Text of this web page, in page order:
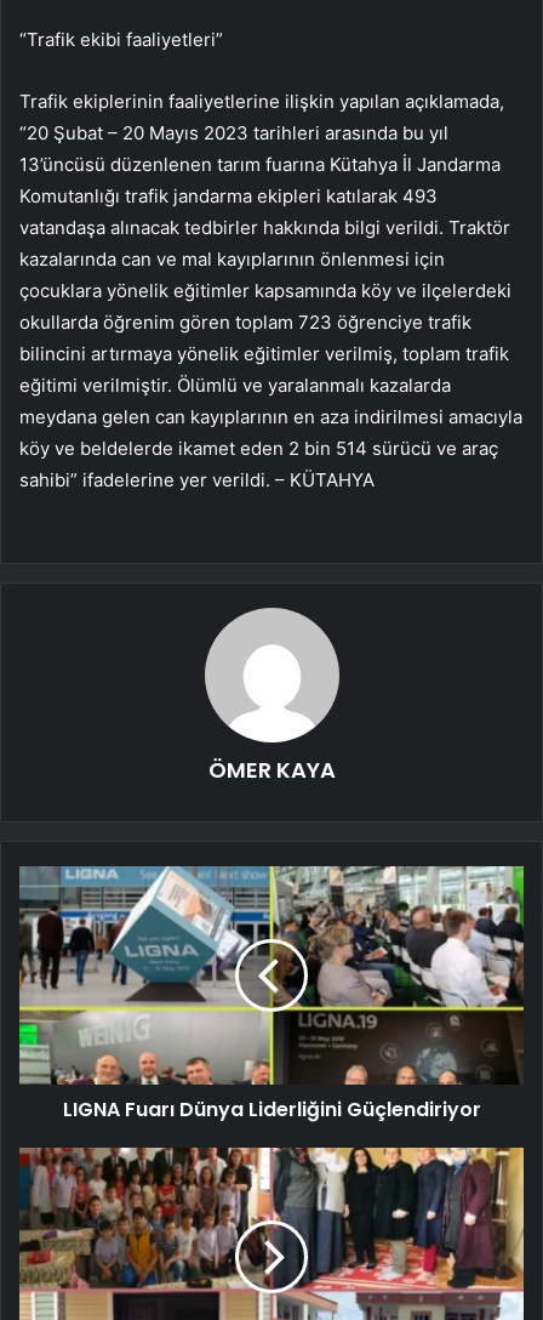
“Trafik ekibi faaliyetleri”
Trafik ekiplerinin faaliyetlerine ilişkin yapılan açıklamada,
“20 Şubat – 20 Mayıs 2023 tarihleri ​​arasında bu yıl
13’üncüsü düzenlenen tarım fuarına Kütahya İl Jandarma
Komutanlığı trafik jandarma ekipleri katılarak 493
vatandaşa alınacak tedbirler hakkında bilgi verildi. Traktör
kazalarında can ve mal kayıplarının önlenmesi için
çocuklara yönelik eğitimler kapsamında köy ve ilçelerdeki
okullarda öğrenim gören toplam 723 öğrenciye trafik
bilincini artırmaya yönelik eğitimler verilmiş, toplam trafik
eğitimi verilmiştir. Ölümlü ve yaralanmalı kazalarda
meydana gelen can kayıplarının en aza indirilmesi amacıyla
köy ve beldelerde ikamet eden 2 bin 514 sürücü ve araç
sahibi” ifadelerine yer verildi. – KÜTAHYA
ÖMER KAYA
LIGNA Fuarı Dünya Liderliğini Güçlendiriyor